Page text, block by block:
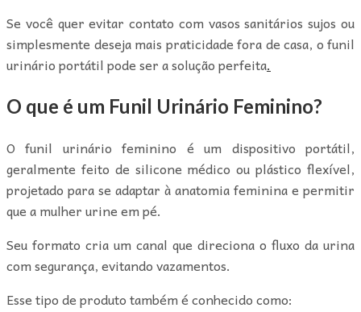
Se você quer evitar contato com vasos sanitários sujos ou
simplesmente deseja mais praticidade fora de casa, o funil
urinário portátil pode ser a solução perfeita.
O que é um Funil Urinário Feminino?
O funil urinário feminino é um dispositivo portátil,
geralmente feito de silicone médico ou plástico flexível,
projetado para se adaptar à anatomia feminina e permitir
que a mulher urine em pé.
Seu formato cria um canal que direciona o fluxo da urina
com segurança, evitando vazamentos.
Esse tipo de produto também é conhecido como: